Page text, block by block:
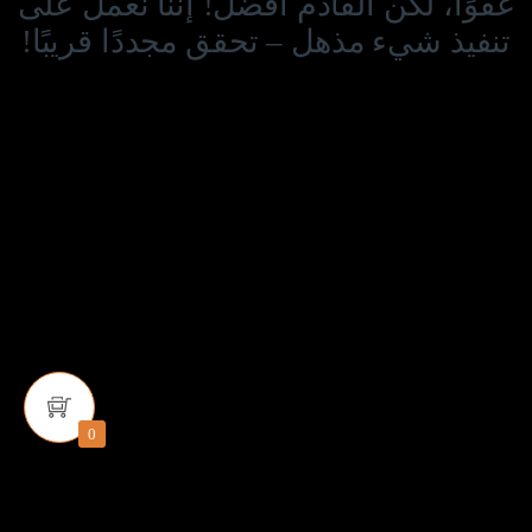
تنفيذ شيء مذهل – تحقق مجددًا قريبًا!
0